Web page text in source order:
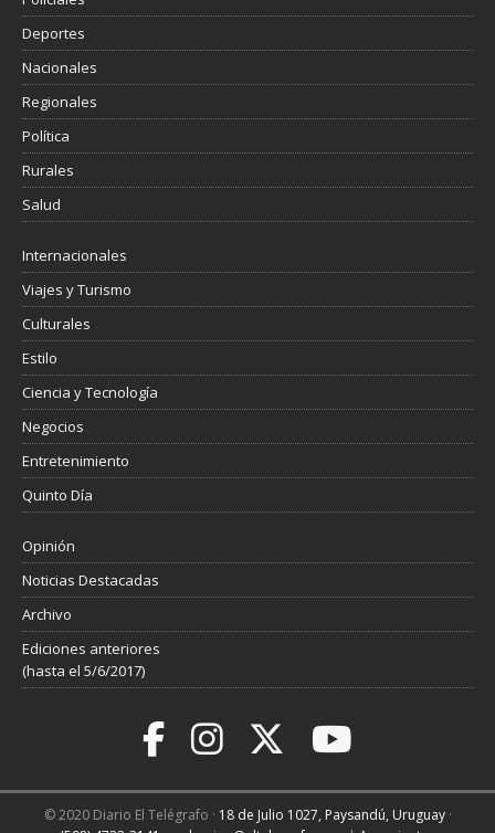
Deportes
Nacionales
Regionales
Política
Rurales
Salud
Internacionales
Viajes y Turismo
Culturales
Estilo
Ciencia y Tecnología
Negocios
Entretenimiento
Quinto Día
Opinión
Noticias Destacadas
Archivo
Ediciones anteriores
(hasta el 5/6/2017)
© 2020 Diario El Telégrafo · 18 de Julio 1027, Paysandú, Uruguay·